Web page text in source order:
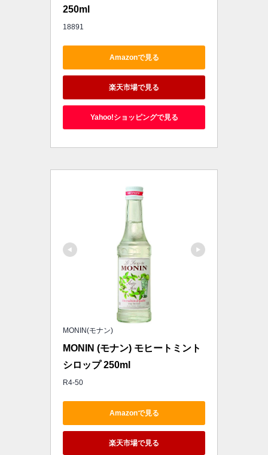
250ml
18891
Amazonで見る
楽天市場で見る
Yahoo!ショッピングで見る
MONIN(モナン)
MONIN (モナン) モヒートミント
シロップ 250ml
R4-50
Amazonで見る
楽天市場で見る